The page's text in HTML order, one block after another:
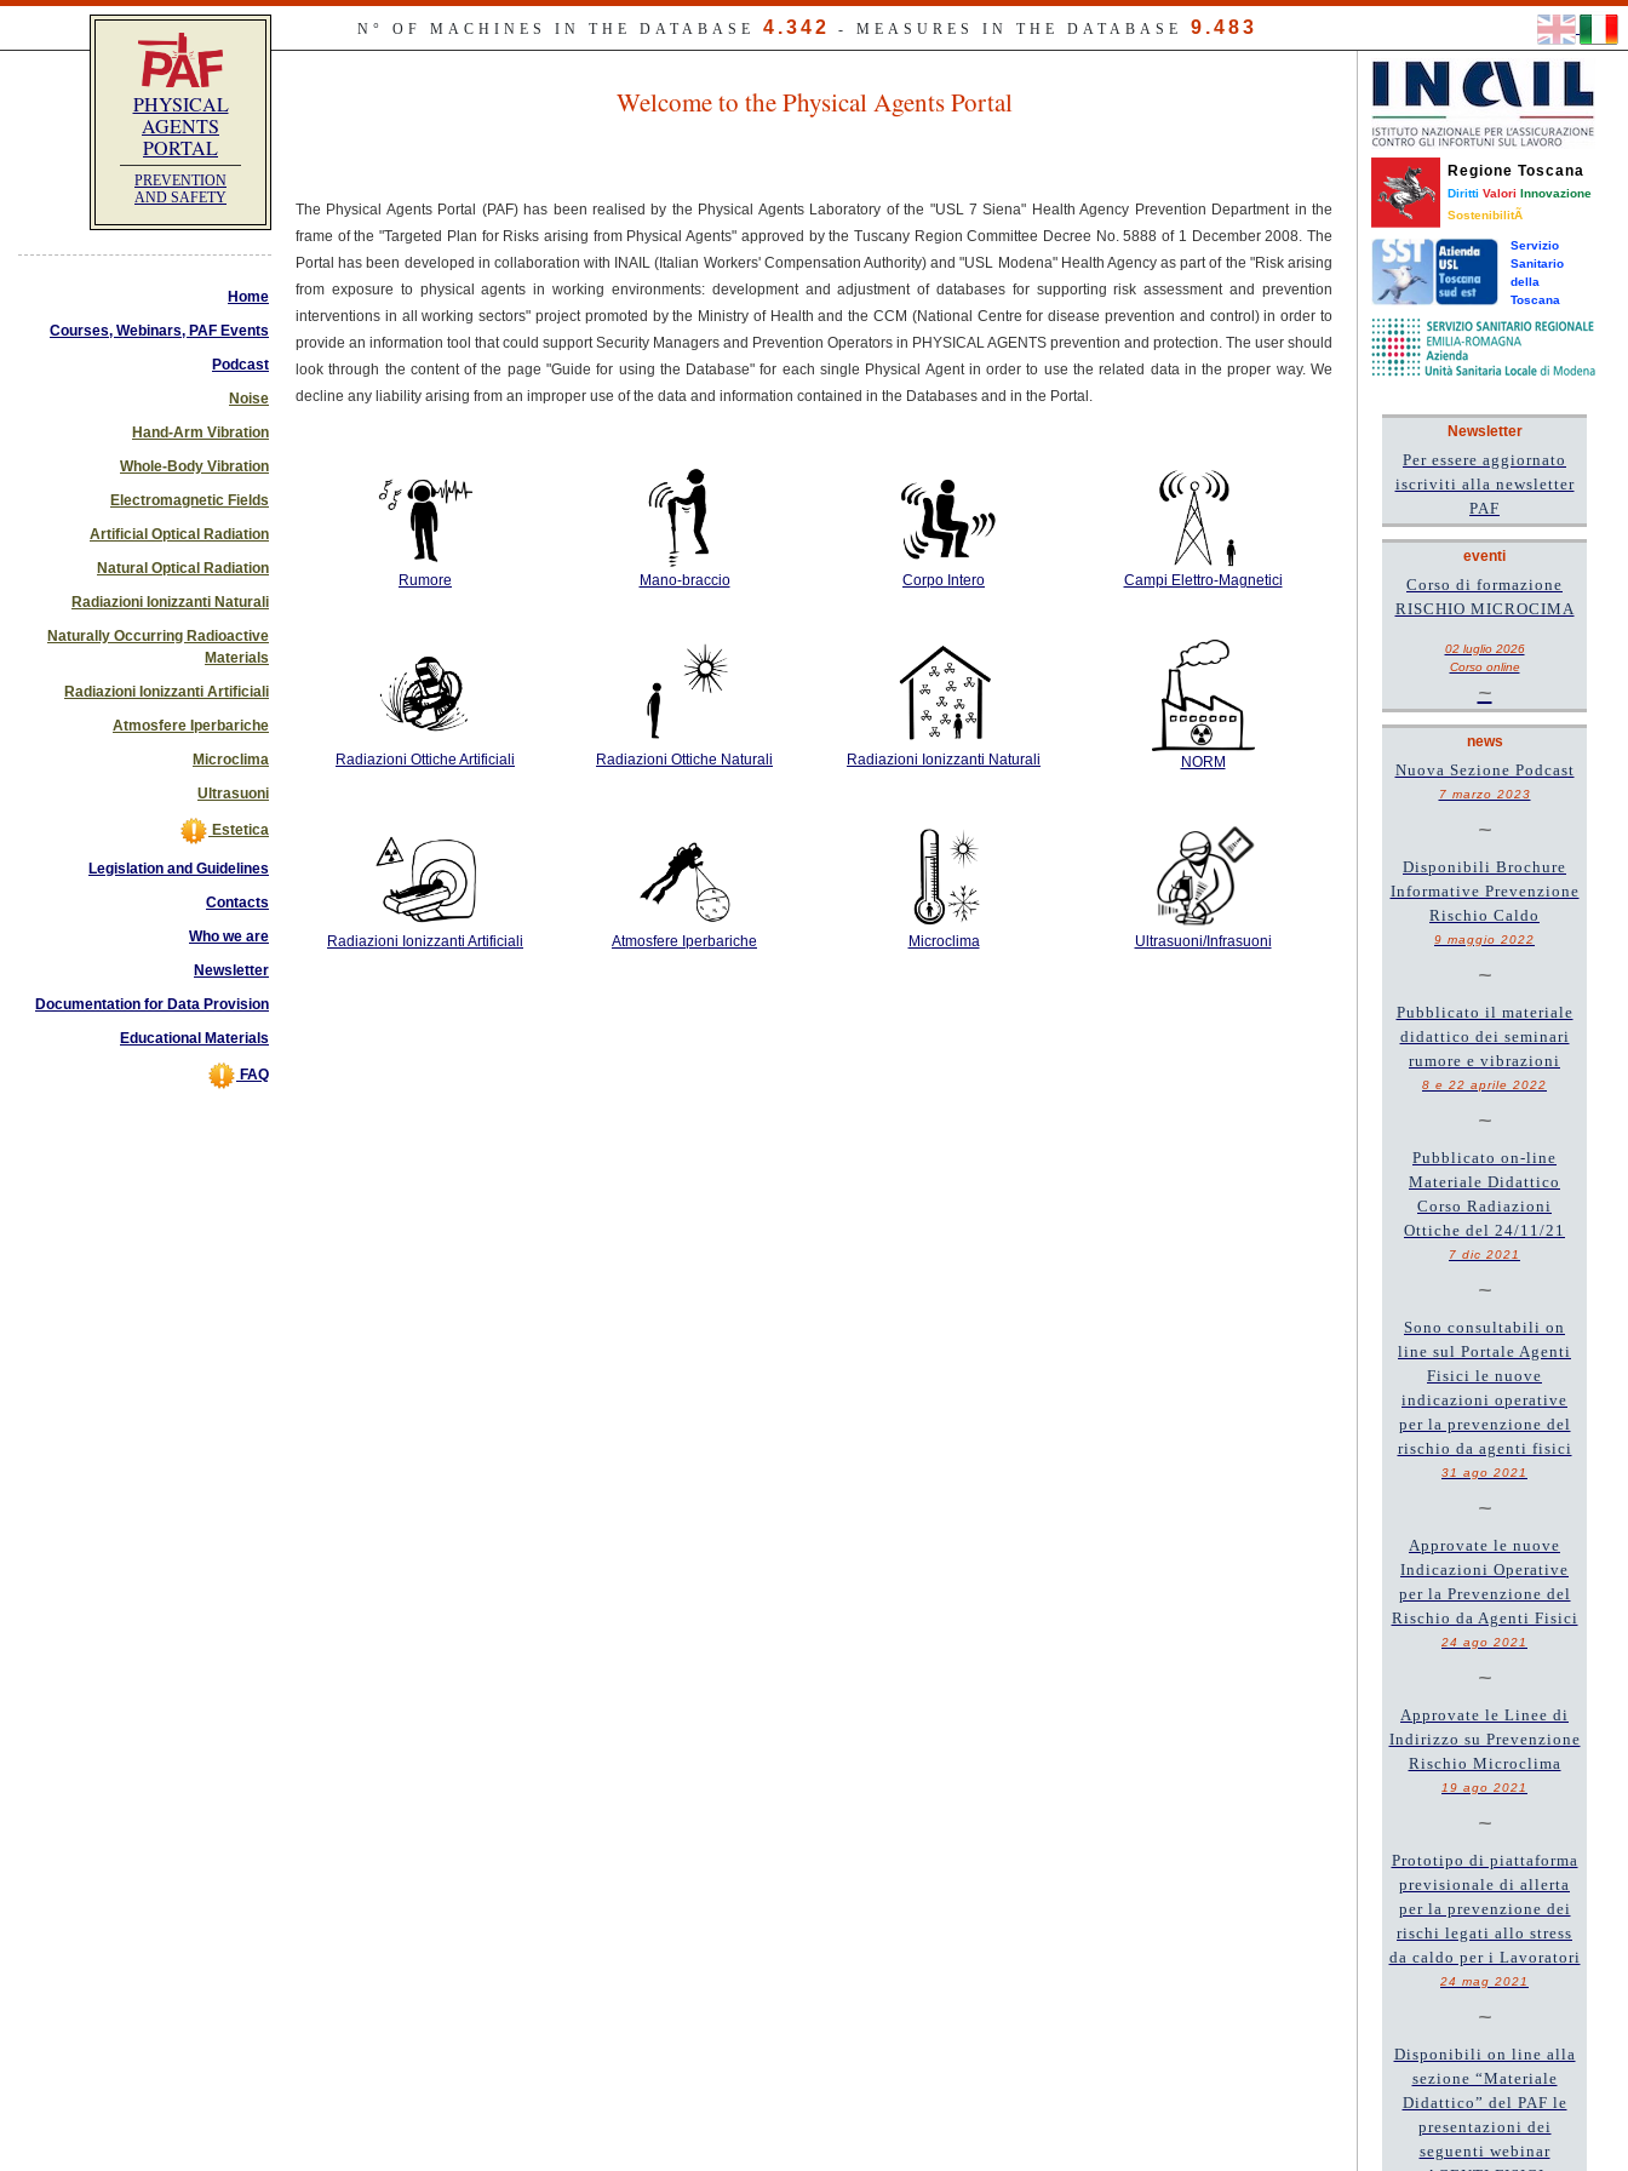
N° OF MACHINES IN THE DATABASE 4.342 - MEASURES IN THE DATABASE 9.483
PHYSICAL
AGENTS
PORTAL
PREVENTION
AND SAFETY
Home
Courses, Webinars, PAF Events
Podcast
Noise
Hand-Arm Vibration
Whole-Body Vibration
Electromagnetic Fields
Artificial Optical Radiation
Natural Optical Radiation
Radiazioni Ionizzanti Naturali
Naturally Occurring Radioactive
Materials
Radiazioni Ionizzanti Artificiali
Atmosfere Iperbariche
Microclima
Ultrasuoni
Estetica
Legislation and Guidelines
Contacts
Who we are
Newsletter
Documentation for Data Provision
Educational Materials
FAQ
Welcome to the Physical Agents Portal
The Physical Agents Portal (PAF) has been realised by the Physical Agents Laboratory of the "USL 7 Siena" Health Agency Prevention Department in the
frame of the "Targeted Plan for Risks arising from Physical Agents" approved by the Tuscany Region Committee Decree No. 5888 of 1 December 2008. The
Portal has been developed in collaboration with INAIL (Italian Workers' Compensation Authority) and "USL Modena" Health Agency as part of the "Risk arising
from exposure to physical agents in working environments: development and adjustment of databases for supporting risk assessment and prevention
interventions in all working sectors" project promoted by the Ministry of Health and the CCM (National Centre for disease prevention and control) in order to
provide an information tool that could support Security Managers and Prevention Operators in PHYSICAL AGENTS prevention and protection. The user should
look through the content of the page "Guide for using the Database" for each single Physical Agent in order to use the related data in the proper way. We
decline any liability arising from an improper use of the data and information contained in the Databases and in the Portal.
Rumore Mano-braccio Corpo Intero Campi Elettro-Magnetici
Radiazioni Ottiche Artificiali Radiazioni Ottiche Naturali Radiazioni Ionizzanti Naturali NORM
Radiazioni Ionizzanti Artificiali Atmosfere Iperbariche Microclima Ultrasuoni/Infrasuoni
Regione Toscana
Diritti Valori Innovazione
SostenibilitÃ
Servizio
Sanitario
della
Toscana
Newsletter
Per essere aggiornato
iscriviti alla newsletter
PAF
eventi
Corso di formazione
RISCHIO MICROCIMA
02 luglio 2026
Corso online
~
news
Nuova Sezione Podcast
7 marzo 2023
~
Disponibili Brochure
Informative Prevenzione
Rischio Caldo
9 maggio 2022
~
Pubblicato il materiale
didattico dei seminari
rumore e vibrazioni
8 e 22 aprile 2022
~
Pubblicato on-line
Materiale Didattico
Corso Radiazioni
Ottiche del 24/11/21
7 dic 2021
~
Sono consultabili on
line sul Portale Agenti
Fisici le nuove
indicazioni operative
per la prevenzione del
rischio da agenti fisici
31 ago 2021
~
Approvate le nuove
Indicazioni Operative
per la Prevenzione del
Rischio da Agenti Fisici
24 ago 2021
~
Approvate le Linee di
Indirizzo su Prevenzione
Rischio Microclima
19 ago 2021
~
Prototipo di piattaforma
previsionale di allerta
per la prevenzione dei
rischi legati allo stress
da caldo per i Lavoratori
24 mag 2021
~
Disponibili on line alla
sezione “Materiale
Didattico” del PAF le
presentazioni dei
seguenti webinar